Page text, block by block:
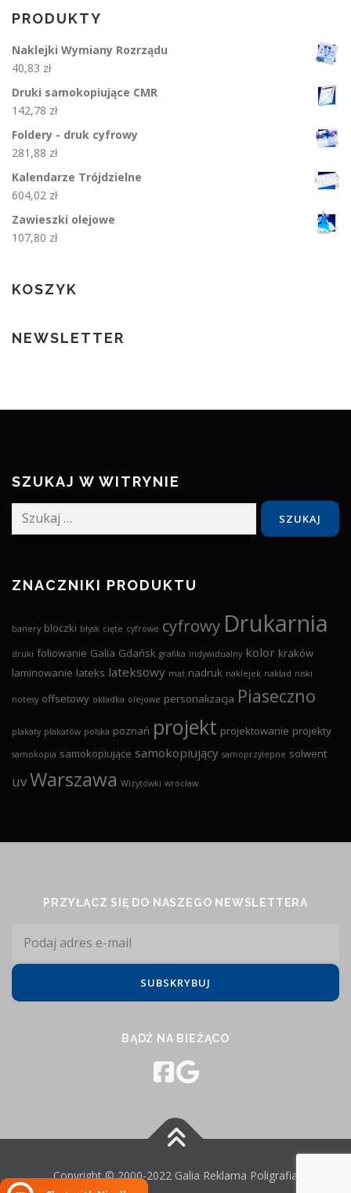
PRODUKTY
Naklejki Wymiany Rozrządu
40,83 zł
Druki samokopiujące CMR
142,78 zł
Foldery - druk cyfrowy
281,88 zł
Kalendarze Trójdzielne
604,02 zł
Zawieszki olejowe
107,80 zł
KOSZYK
NEWSLETTER
SZUKAJ W WITRYNIE
Szukaj:
ZNACZNIKI PRODUKTU
banery bloczki błysk cięte cyfrowe cyfrowy Drukarnia
druki foliowanie Galia Gdańsk grafika indywidualny kolor kraków
laminowanie lateks lateksowy mat nadruk naklejek nakład niski
notesy offsetowy okładka olejowe personalizacja Piaseczno
plakaty plakatów polska poznań projekt projektowanie projekty
samokopia samokopiujące samokopiujący samoprzylepne solwent
uvWarszawa Wizytówki wrocław
PRZYŁĄCZ SIĘ DO NASZEGO NEWSLETTERA
BĄDŹ NA BIEŻĄCO
Copyright © 2000-2022 Galia Reklama Poligrafia